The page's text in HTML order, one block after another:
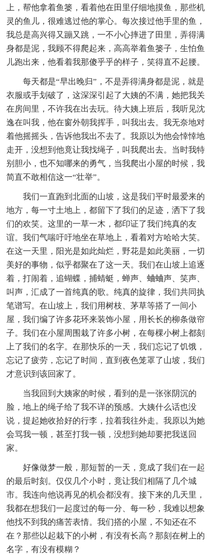
上，帮他拿着鱼篓，看着他在田里仔细地摸鱼，那些机
灵的鱼儿，很难逃过他的掌心。每次接过他手里的鱼，
我总是高兴得又蹦又跳，一不小心摔进了田里，弄得满
身都是泥，我顾不得爬起来，高高举着鱼篓子，生怕鱼
儿跑出来，他看着我那傻乎乎的样子，笑得直不起腰。
每天都是“早出晚归”，不是弄得满身都是泥，就是
衣服或手划破了，这深深引起了大姨的不满，她把我关
在房间里，不许我在出去玩。待大姨上班后，我听见沈
逸在叫我，他在窗外朝我挥手，叫我出去。我无奈地对
着他摇摇头，告诉他我出不去了。我原以为他会悻悻地
走开，没想到他竟让我找绳子，叫我爬出去。当时我特
别胆小，也不知哪来的勇气，当我爬出小屋的时候，我
简直不敢相信这一“壮举”。
我们一直跑到北面的山坡，这是我们平时最爱来的
地方，每一寸土地上，都留下了我们的足迹，洒下了我
们的欢笑。这里的一草一木，都印证了我们纯真的友
谊。我们气喘吁吁地坐在草地上，看着对方哈哈大笑。
在这一天里，阳光是如此灿烂，野花是如此美丽，一切
美好的事物，似乎都聚在了这一天。我们在山坡上追逐
着，打闹着，追蝴蝶，捕蜻蜓，蝉声、蛐蛐声、笑声、
叫声，汇成了一首纯真的歌。纯真的旋律，我们共同执
笔谱写。在山坡上，我们用树枝、茅草等搭了一间小
屋，我们编了许多花环来装饰小屋，用长长的柳条做帘
子。我们在小屋周围栽了许多小树，在每棵小树上都刻
上了我们的名字。在那快乐的一天，我们忘记了饥饿，
忘记了疲劳，忘记了时间，直到夜色笼罩了山坡，我们
才意识到该回家了。
当我回到大姨家的时候，看到的是一张张阴沉的
脸，地上的绳子给了我不详的预感。大姨什么话也没
说，提起她收拾好的行李，拉着我往外走。我原以为她
会骂我一顿，甚至打我一顿，没想到她却要把我送回
家。
好像做梦一般，那短暂的一天，竟成了我们在一起
的最后时刻。仅仅几个小时，竟让我们相隔了几个城
市。我连向他说再见的机会都没有。接下来的几天里，
我都在想我们一起度过的每一分、每一秒，我难以想象
他找不到我的痛苦表情。我们搭的小屋，不知还在不
在？那些以起栽下的小树，有没有长高？那刻在树上的
名字，有没有模糊？